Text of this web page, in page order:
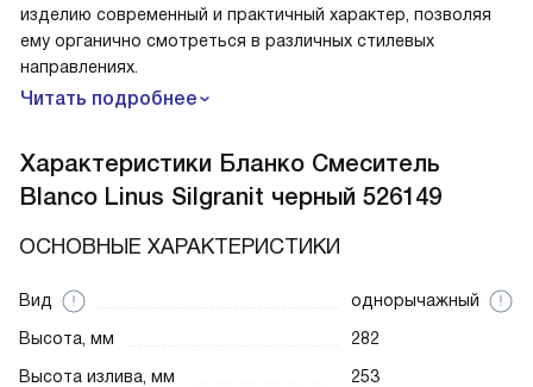
изделию современный и практичный характер, позволяя
ему органично смотреться в различных стилевых
направлениях.
Читать подробнее
Характеристики Бланко Смеситель
Blanco Linus Silgranit черный 526149
ОСНОВНЫЕ ХАРАКТЕРИСТИКИ
Вид
однорычажный
Высота, мм
282
Высота излива, мм
253